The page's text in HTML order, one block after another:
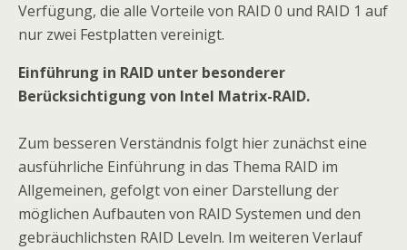
Verfügung, die alle Vorteile von RAID 0 und RAID 1 auf
nur zwei Festplatten vereinigt.
Einführung in RAID unter besonderer
Berücksichtigung von Intel Matrix-RAID.
Zum besseren Verständnis folgt hier zunächst eine
ausführliche Einführung in das Thema RAID im
Allgemeinen, gefolgt von einer Darstellung der
möglichen Aufbauten von RAID Systemen und den
gebräuchlichsten RAID Leveln. Im weiteren Verlauf